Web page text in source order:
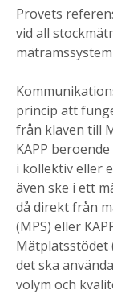
Provets
vid all
princip att
från klaven till
KAPP
i kollektiv eller
även ske i ett
då direkt från
(MPS) eller
Mätplatsstödet
det ska
volym och